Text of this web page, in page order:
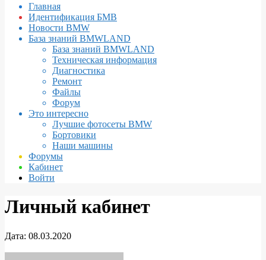
навигации
Главная
Идентификация БМВ
Новости BMW
База знаний BMWLAND
База знаний BMWLAND
Техническая информация
Диагностика
Ремонт
Файлы
Форум
Это интересно
Лучшие фотосеты BMW
Бортовики
Наши машины
Форумы
Кабинет
Войти
Личный кабинет
Дата: 08.03.2020